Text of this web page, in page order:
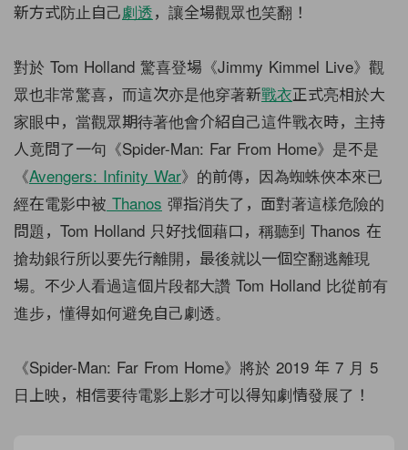
新方式防止自己劇透，讓全場觀眾也笑翻！
對於 Tom Holland 驚喜登場《Jimmy Kimmel Live》觀
眾也非常驚喜，而這次亦是他穿著新戰衣正式亮相於大
家眼中，當觀眾期待著他會介紹自己這件戰衣時，主持
人竟問了一句《Spider-Man: Far From Home》是不是
《Avengers: Infinity War》的前傳，因為蜘蛛俠本來已
經在電影中被 Thanos 彈指消失了，面對著這樣危險的
問題，Tom Holland 只好找個藉口，稱聽到 Thanos 在
搶劫銀行所以要先行離開，最後就以一個空翻逃離現
場。不少人看過這個片段都大讚 Tom Holland 比從前有
進步，懂得如何避免自己劇透。
《Spider-Man: Far From Home》將於 2019 年 7 月 5
日上映，相信要待電影上影才可以得知劇情發展了！